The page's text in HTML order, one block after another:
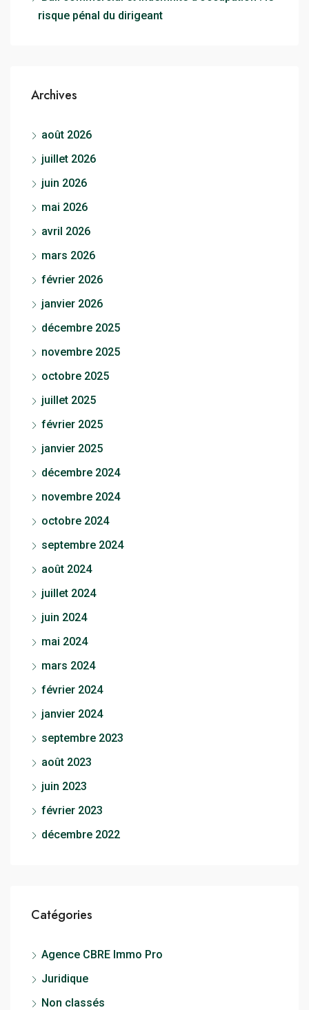
risque pénal du dirigeant
Archives
août 2026
juillet 2026
juin 2026
mai 2026
avril 2026
mars 2026
février 2026
janvier 2026
décembre 2025
novembre 2025
octobre 2025
juillet 2025
février 2025
janvier 2025
décembre 2024
novembre 2024
octobre 2024
septembre 2024
août 2024
juillet 2024
juin 2024
mai 2024
mars 2024
février 2024
janvier 2024
septembre 2023
août 2023
juin 2023
février 2023
décembre 2022
Catégories
Agence CBRE Immo Pro
Juridique
Non classés